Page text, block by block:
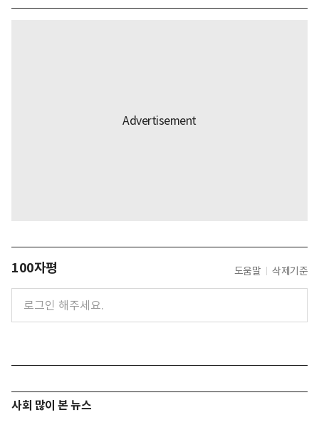
100자평 도움말 삭제기준
사회 많이 본 뉴스